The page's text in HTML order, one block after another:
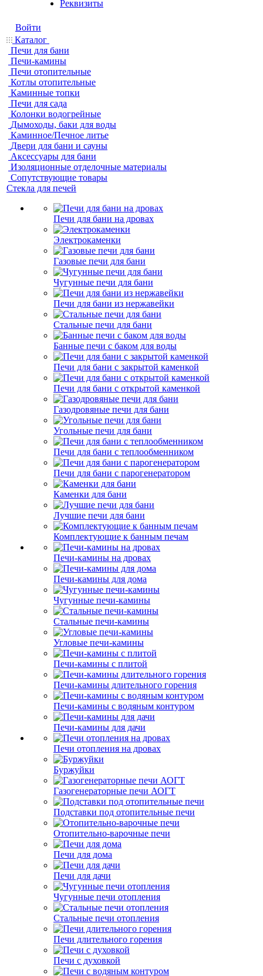
Реквизиты
Войти
Каталог
Печи для бани
Печи-камины
Печи отопительные
Котлы отопительные
Каминные топки
Печи для сада
Колонки водогрейные
Дымоходы, баки для воды
Каминное/Печное литье
Двери для бани и сауны
Аксессуары для бани
Изоляционные отделочные материалы
Сопутствующие товары
Стекла для печей
Печи для бани на дровах
Электрокаменки
Газовые печи для бани
Чугунные печи для бани
Печи для бани из нержавейки
Стальные печи для бани
Банные печи с баком для воды
Печи для бани с закрытой каменкой
Печи для бани с открытой каменкой
Газодровяные печи для бани
Угольные печи для бани
Печи для бани с теплообменником
Печи для бани с парогенератором
Каменки для бани
Лучшие печи для бани
Комплектующие к банным печам
Печи-камины на дровах
Печи-камины для дома
Чугунные печи-камины
Стальные печи-камины
Угловые печи-камины
Печи-камины с плитой
Печи-камины длительного горения
Печи-камины с водяным контуром
Печи-камины для дачи
Печи отопления на дровах
Буржуйки
Газогенераторные печи АОГТ
Подставки под отопительные печи
Отопительно-варочные печи
Печи для дома
Печи для дачи
Чугунные печи отопления
Стальные печи отопления
Печи длительного горения
Печи с духовкой